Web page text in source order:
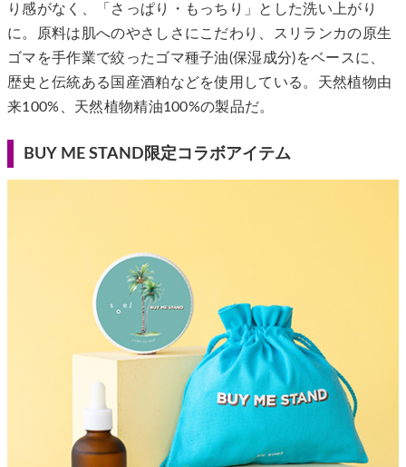
り感がなく、「さっぱり・もっちり」とした洗い上がり
に。原料は肌へのやさしさにこだわり、スリランカの原生
ゴマを手作業で絞ったゴマ種子油(保湿成分)をベースに、
歴史と伝統ある国産酒粕などを使用している。天然植物由
来100%、天然植物精油100%の製品だ。
BUY ME STAND限定コラボアイテム